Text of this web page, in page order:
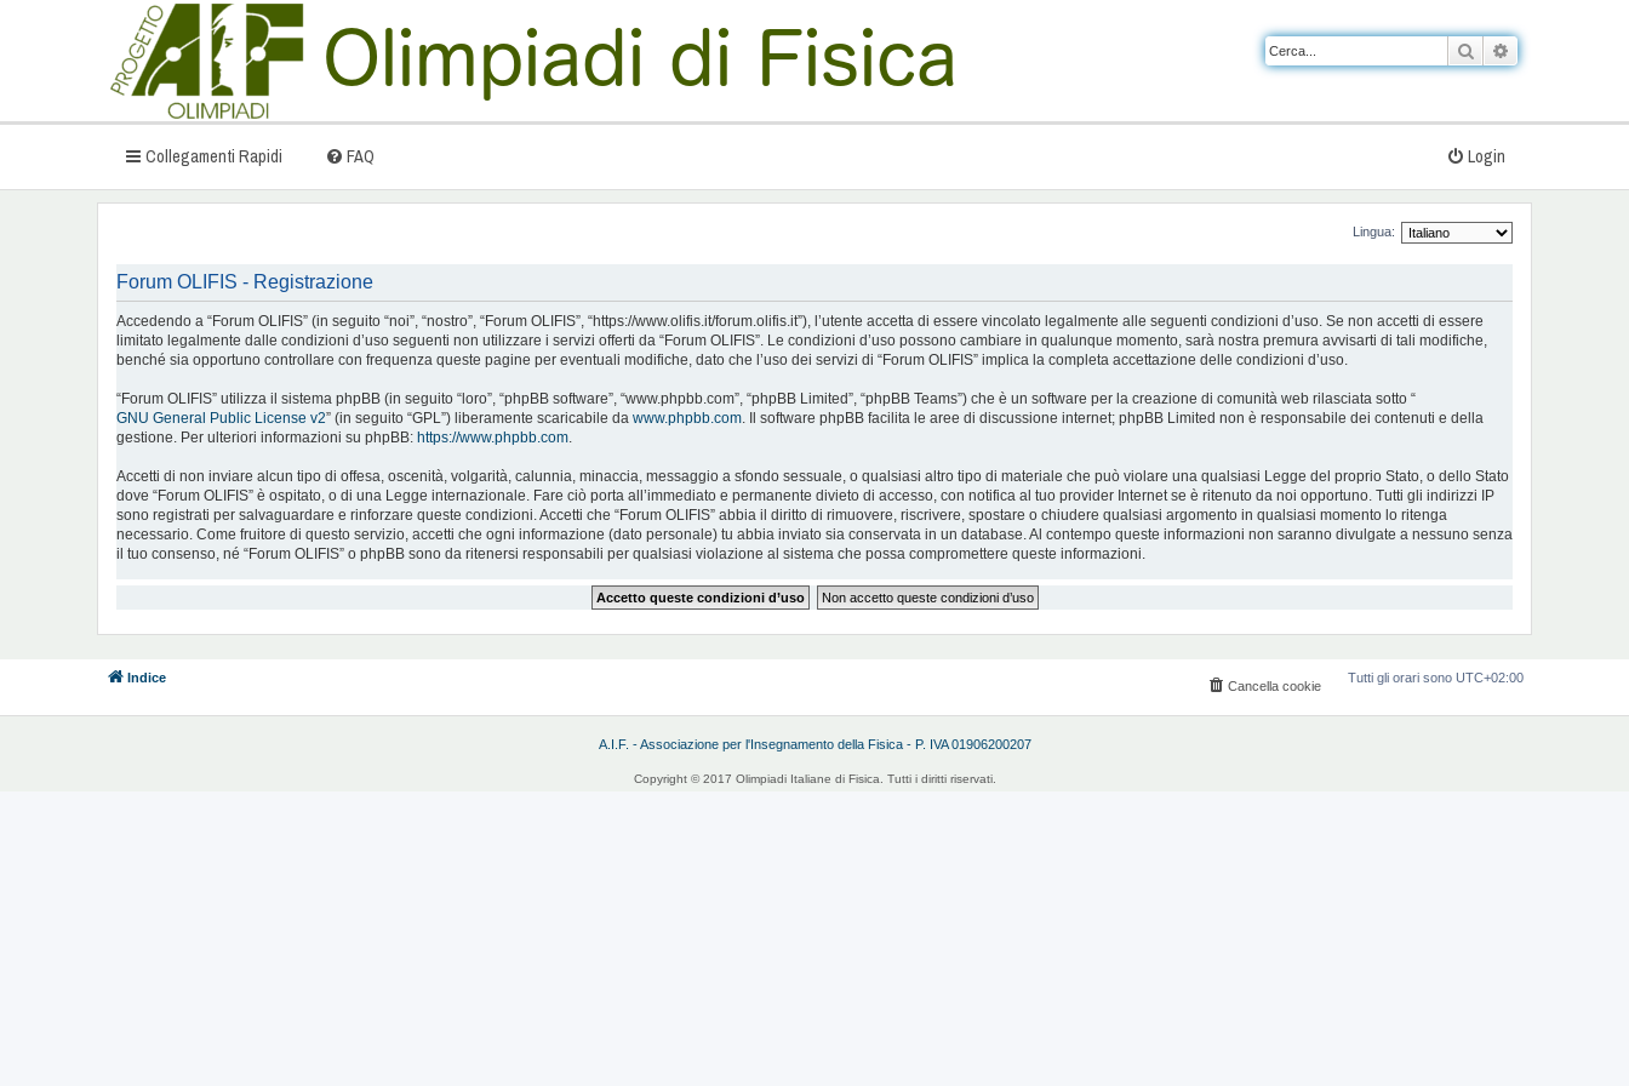
Cerca
Collegamenti Rapidi FAQ Login
Lingua:
Forum OLIFIS - Registrazione
Accedendo a “Forum OLIFIS” (in seguito “noi”, “nostro”, “Forum OLIFIS”, “https://www.olifis.it/forum.olifis.it”), l’utente accetta di essere vincolato legalmente alle seguenti condizioni d’uso. Se non accetti di essere
limitato legalmente dalle condizioni d’uso seguenti non utilizzare i servizi offerti da “Forum OLIFIS”. Le condizioni d’uso possono cambiare in qualunque momento, sarà nostra premura avvisarti di tali modifiche,
benché sia opportuno controllare con frequenza queste pagine per eventuali modifiche, dato che l’uso dei servizi di “Forum OLIFIS” implica la completa accettazione delle condizioni d’uso.
“Forum OLIFIS” utilizza il sistema phpBB (in seguito “loro”, “phpBB software”, “www.phpbb.com”, “phpBB Limited”, “phpBB Teams”) che è un software per la creazione di comunità web rilasciata sotto “
GNU General Public License v2” (in seguito “GPL”) liberamente scaricabile da www.phpbb.com . Il software phpBB facilita le aree di discussione internet; phpBB Limited non è responsabile dei contenuti e della
gestione. Per ulteriori informazioni su phpBB: https://www.phpbb.com
Accetti di non inviare alcun tipo di offesa, oscenità, volgarità, calunnia, minaccia, messaggio a sfondo sessuale, o qualsiasi altro tipo di materiale che può violare una qualsiasi Legge del proprio Stato, o dello Stato
dove “Forum OLIFIS” è ospitato, o di una Legge internazionale. Fare ciò porta all’immediato e permanente divieto di accesso, con notifica al tuo provider Internet se è ritenuto da noi opportuno. Tutti gli indirizzi IP
sono registrati per salvaguardare e rinforzare queste condizioni. Accetti che “Forum OLIFIS” abbia il diritto di rimuovere, riscrivere, spostare o chiudere qualsiasi argomento in qualsiasi momento lo ritenga
necessario. Come fruitore di questo servizio, accetti che ogni informazione (dato personale) tu abbia inviato sia conservata in un database. Al contempo queste informazioni non saranno divulgate a nessuno senza
il tuo consenso, né “Forum OLIFIS” o phpBB sono da ritenersi responsabili per qualsiasi violazione al sistema che possa compromettere queste informazioni.
Indice Tutti gli orari sono UTC+02:00
Cancella cookie
A.I.F. - Associazione per l'Insegnamento della Fisica - P. IVA 01906200207
Copyright © 2017 Olimpiadi Italiane di Fisica. Tutti i diritti riservati.